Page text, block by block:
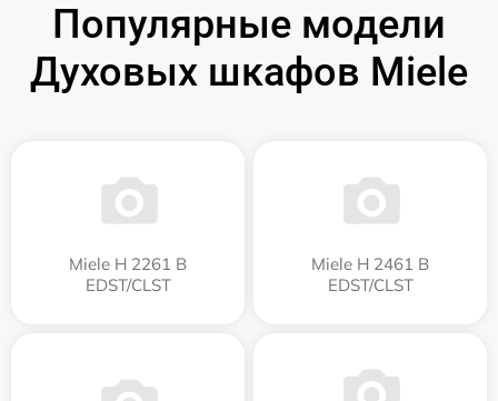
Популярные модели
Духовых шкафов Miele
Miele H 2261 B
EDST/CLST
Miele H 2461 B
EDST/CLST